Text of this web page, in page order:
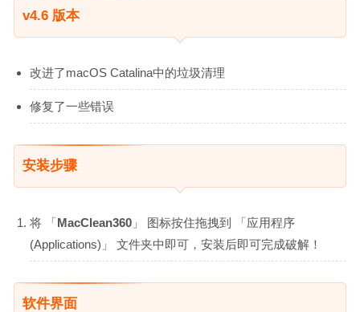
v4.6 版本
改进了macOS Catalina中的垃圾清理
修复了一些错误
安装步骤
将 「MacClean360 」 图标按住拖拽到 「应用程序
(Applications)」 文件夹中即可，安装后即可完成破解！
软件界面